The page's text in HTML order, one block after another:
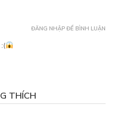
ĐĂNG NHẬP ĐỂ BÌNH LUẬN
THÍCH